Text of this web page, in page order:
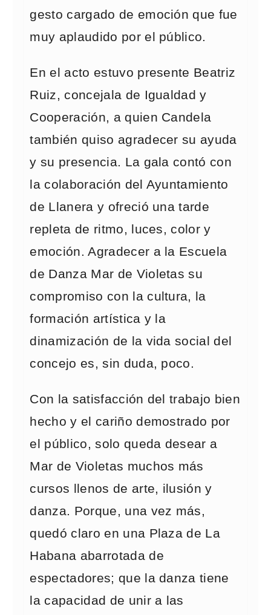
gesto cargado de emoción que fue
muy aplaudido por el público.
En el acto estuvo presente Beatriz
Ruiz, concejala de Igualdad y
Cooperación, a quien Candela
también quiso agradecer su ayuda
y su presencia. La gala contó con
la colaboración del Ayuntamiento
de Llanera y ofreció una tarde
repleta de ritmo, luces, color y
emoción. Agradecer a la Escuela
de Danza Mar de Violetas su
compromiso con la cultura, la
formación artística y la
dinamización de la vida social del
concejo es, sin duda, poco.
Con la satisfacción del trabajo bien
hecho y el cariño demostrado por
el público, solo queda desear a
Mar de Violetas muchos más
cursos llenos de arte, ilusión y
danza. Porque, una vez más,
quedó claro en una Plaza de La
Habana abarrotada de
espectadores; que la danza tiene
la capacidad de unir a las